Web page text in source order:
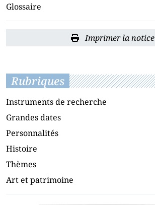
Glossaire
Imprimer la notice
Rubriques
Instruments de recherche
Grandes dates
Personnalités
Histoire
Thèmes
Art et patrimoine